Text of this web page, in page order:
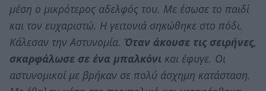
μέση ο μικρότερος αδελφός του. Με έσωσε το παιδί
και τον ευχαριστώ. Η γειτονιά σηκώθηκε στο πόδι.
Κάλεσαν την Αστυνομία. Όταν άκουσε τις σειρήνες,
σκαρφάλωσε σε ένα μπαλκόνι και έφυγε. Οι
αστυνομικοί με βρήκαν σε πολύ άσχημη κατάσταση.